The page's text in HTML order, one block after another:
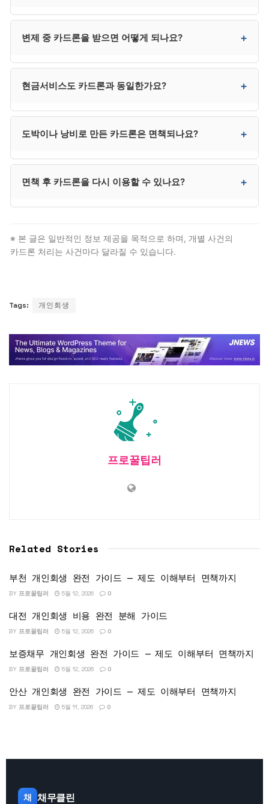
면책에 영향을 줄 수 있습니다. 사무소 분납이나 공적
변제 중 카드론을 받으면 어떻게 되나요? +
면책 거부 또는 인가 취소 사유가 될 수 있어 절대 피해야
현금서비스도 카드론과 동일한가요? +
신용 대출이며, 면책 대상이 되지만 신청 직전 의도적
도박이나 낭비로 만든 카드론은 면책되나요? +
해당할 수 있어 채무 발생 경위를 솔직히 진술하고
면책 후 카드론을 다시 이용할 수 있나요? +
수 있습니다. 다만 무리한 이용은 다시 채무 누적의
원인이 될 수 있어 신중한 사용이 권장됩니다.
※ 본 글은 일반적인 정보 제공을 목적으로 하며, 개별 사건의
카드론 처리는 사건마다 달라질 수 있습니다.
Tags: 개인회생
프로꿀팁러
Related Stories
부천 개인회생 완전 가이드 — 제도 이해부터 면책까지
BY 프로꿀팁러 5월 12, 2026 0
대전 개인회생 비용 완전 분해 가이드
BY 프로꿀팁러 5월 12, 2026 0
보증채무 개인회생 완전 가이드 — 제도 이해부터 면책까지
BY 프로꿀팁러 5월 12, 2026 0
안산 개인회생 완전 가이드 — 제도 이해부터 면책까지
BY 프로꿀팁러 5월 11, 2026 0
채 채무클린